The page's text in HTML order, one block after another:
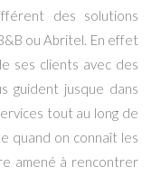
des solutions
ou Abritel. En effet
ses clients avec des
guident jusque dans
tout au long de
quand on connaît les
amené à rencontrer